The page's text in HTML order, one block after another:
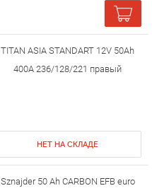
TITAN ASIA STANDART 12V 50Ah
400A 236/128/221 правый
НЕТ НА СКЛАДЕ
Sznajder 50 Ah CARBON EFB euro